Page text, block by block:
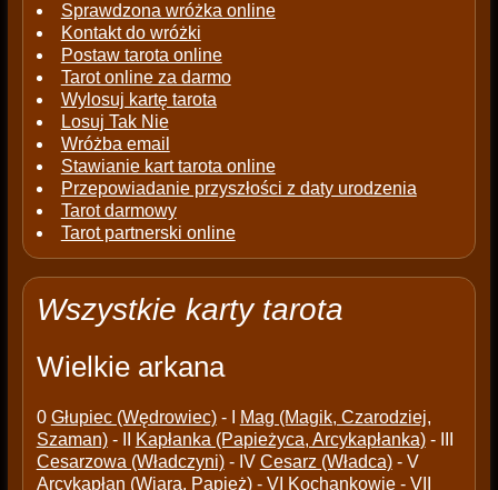
Sprawdzona wróżka online
Kontakt do wróżki
Postaw tarota online
Tarot online za darmo
Wylosuj kartę tarota
Losuj Tak Nie
Wróżba email
Stawianie kart tarota online
Przepowiadanie przyszłości z daty urodzenia
Tarot darmowy
Tarot partnerski online
Wszystkie karty tarota
Wielkie arkana
0 Głupiec (Wędrowiec)- I
Mag (Magik, Czarodziej,
Szaman)- II Kapłanka (Papieżyca, Arcykapłanka)- III
Cesarzowa (Władczyni)- IV Cesarz (Władca)- V
Arcykapłan (Wiara, Papież)- VI Kochankowie- VII